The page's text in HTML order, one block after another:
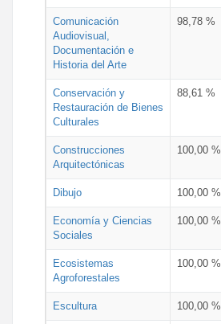
Comunicación
Audiovisual,
Documentación e
Historia del Arte
98,78 %
Conservación y
Restauración de Bienes
Culturales
88,61 %
Construcciones
Arquitectónicas
100,00 %
Dibujo 100,00 %
Economía y Ciencias
Sociales
100,00 %
Ecosistemas
Agroforestales
100,00 %
Escultura 100,00 %